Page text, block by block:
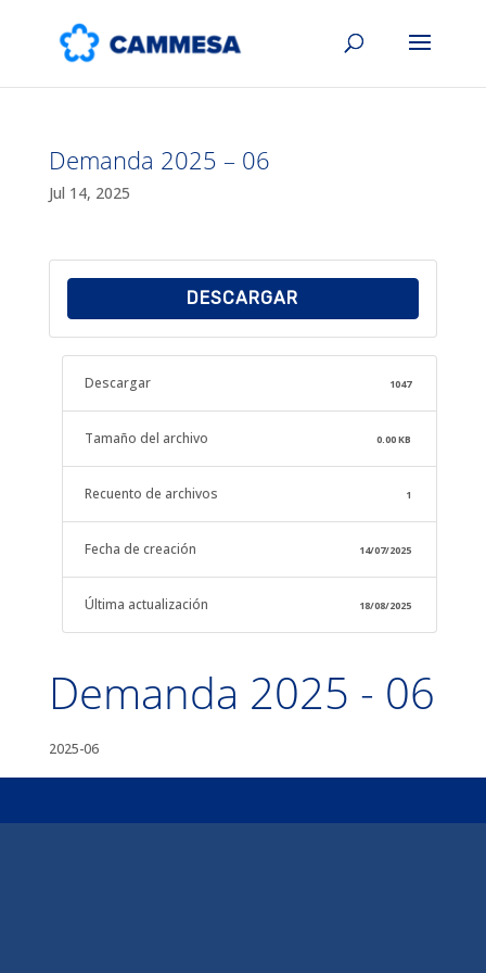
Demanda 2025 – 06
Jul 14, 2025
DESCARGAR
Descargar 1047
Tamaño del archivo 0.00 KB
Recuento de archivos 1
Fecha de creación 14/07/2025
Última actualización 18/08/2025
Demanda 2025 - 06
2025-06